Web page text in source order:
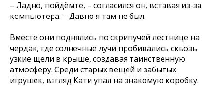
– Ладно, пойдёмте, – согласился он, вставая из-за
компьютера. – Давно я там не был.
Вместе они поднялись по скрипучей лестнице на
чердак, где солнечные лучи пробивались сквозь
узкие щели в крыше, создавая таинственную
атмосферу. Среди старых вещей и забытых
игрушек, взгляд Кати упал на знакомую коробку.